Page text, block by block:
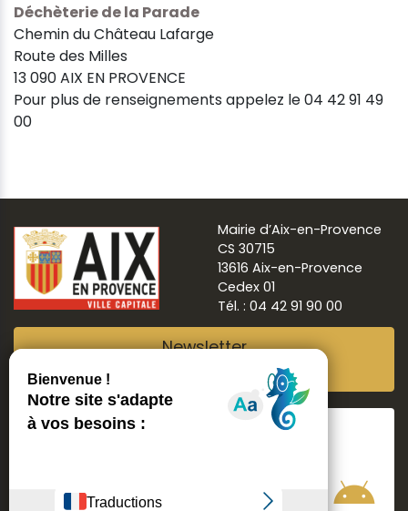
Déchèterie de la Parade
Chemin du Château Lafarge
Route des Milles
13 090 AIX EN PROVENCE
Pour plus de renseignements appelez le 04 42 91 49
00
Mairie d’Aix-en-Provence
CS 30715
13616 Aix-en-Provence
Cedex 01
Tél. : 04 42 91 90 00
Newsletter
Suivre Aix ma ville